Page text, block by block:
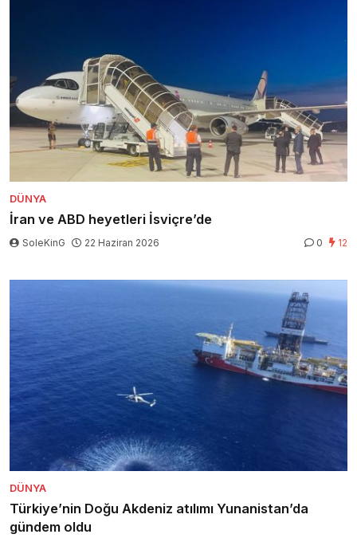
DÜNYA
İran ve ABD heyetleri İsviçre’de
SoleKinG 22 Haziran 2026 0 12
DÜNYA
Türkiye’nin Doğu Akdeniz atılımı Yunanistan’da
gündem oldu